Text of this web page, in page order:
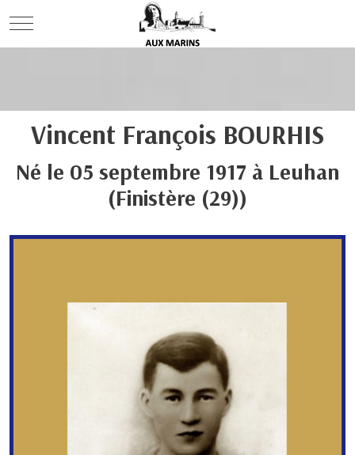
Mobile Menu Toggle
Vincent François BOURHIS
Né le 05 septembre 1917 à Leuhan
(Finistère (29))